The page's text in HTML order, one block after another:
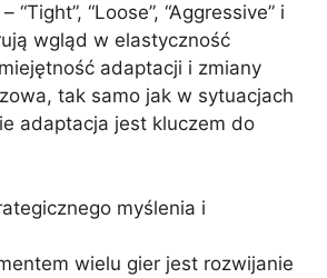
“Tight”, “Loose”, “Aggressive” i
wgląd w elastyczność
adaptacji i zmiany
tak samo jak w sytuacjach
adaptacja jest kluczem do
myślenia i
wielu gier jest rozwijanie